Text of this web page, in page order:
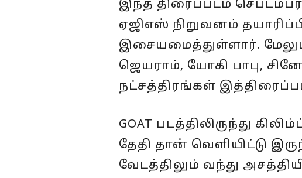
இந்த திரைப்படம் செப்டம்பர்
ஏஜிஎஸ் நிறுவனம்
இசையமைத்துள்ளார்.
ஜெயராம், யோகி பாபு,
நட்சத்திரங்கள்
GOAT படத்திலிருந்து
தேதி தான் வெளியிட்டு
வேடத்திலும் வந்து